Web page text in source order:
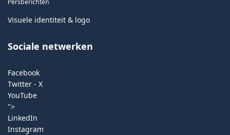
Persberichten
Visuele identiteit & logo
Sociale netwerken
Facebook
Twitter - X
YouTube
">
LinkedIn
Instagram